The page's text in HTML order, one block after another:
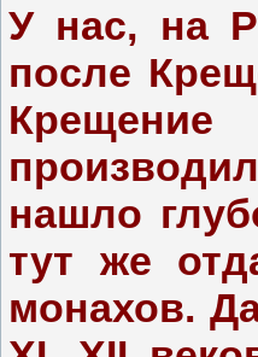
У нас, на
после
нашло
тут же
монахов.